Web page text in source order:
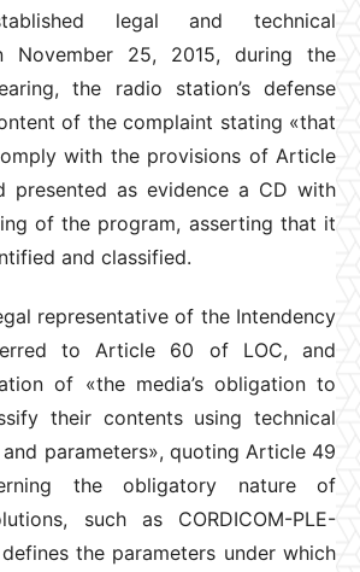
legal and technical
November 25, 2015, during the
the radio station’s defense
of the complaint stating «that
with the provisions of Article
presented as evidence a CD with
of the program, asserting that it
and classified.
representative of the Intendency
to Article 60 of LOC, and
of «the media’s obligation to
their contents using technical
parameters», quoting Article 49
the obligatory nature of
such as CORDICOM-PLE-
the parameters under which